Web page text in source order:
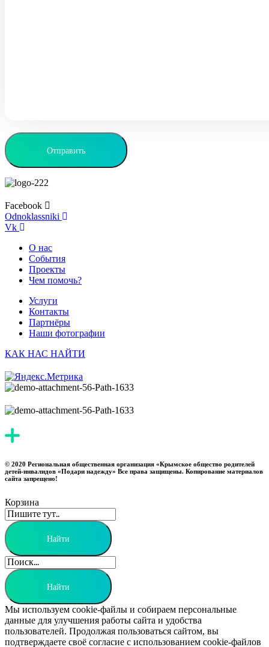
Facebook
Odnoklassniki
Vk
О нас
События
Проекты
Чем помочь?
Услуги
Контакты
Партнёры
Наши фотографии
КАК НАС НАЙТИ
© 2020 Региональная общественная организация «Крымское общество родителей
детей-инвалидов «Подари надежду» Все права защищены. Копирование материалов
сайта запрещено!
Корзина
Мы используем cookie-файлы и собираем персональные
данные для улучшения работы сайта и удобства
пользователей. Продолжая пользоваться сайтом, вы
подтверждаете своё согласие с использованием cookie-файлов